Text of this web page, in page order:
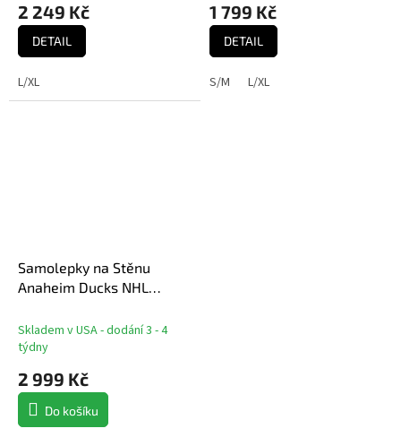
2 249 Kč
DETAIL
L/XL
1 799 Kč
DETAIL
S/M L/XL
Samolepky na Stěnu
Anaheim Ducks NHL
Signs Wall Decal Set
Skladem v USA - dodání 3 - 4
týdny
2 999 Kč
Do košíku